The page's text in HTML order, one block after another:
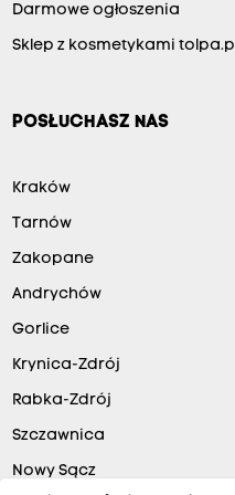
Darmowe ogłoszenia
Sklep z kosmetykami tolpa.pl
POSŁUCHASZ NAS
Kraków
Tarnów
Zakopane
Andrychów
Gorlice
Krynica-Zdrój
Rabka-Zdrój
Szczawnica
Nowy Sącz